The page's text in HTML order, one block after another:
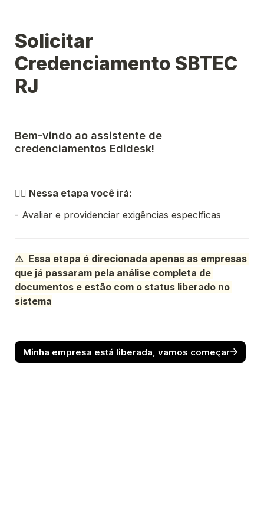
Solicitar
Credenciamento SBTEC
RJ
Bem-vindo ao assistente de
credenciamentos Edidesk!
👉🏼 Nessa etapa você irá:
- Avaliar e providenciar exigências específicas
⚠️  Essa etapa é direcionada apenas as empresas
que já passaram pela análise completa de
documentos e estão com o status liberado no
sistema
Minha empresa está liberada, vamos começar